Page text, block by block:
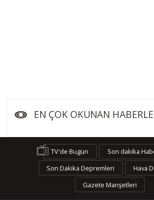
EN ÇOK OKUNAN
TV'de Bugün
Son dakika
Son Dakika Depremleri
Hava
Gazete Manşetleri